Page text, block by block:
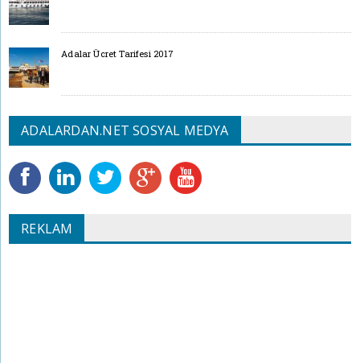
Adalar Ücret Tarifesi 2017
ADALARDAN.NET SOSYAL MEDYA
REKLAM